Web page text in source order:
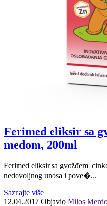
Ferimed eliksir sa
medom, 200ml
Ferimed eliksir sa gvožđem,
nedovoljnog unosa i pove�...
Saznajte više
12.04.2017 Objavio Milos